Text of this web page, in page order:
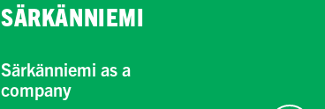
SÄRKÄNNIEMI
Särkänniemi as a
company